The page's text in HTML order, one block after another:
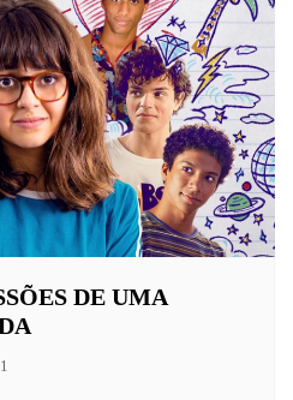
DE UMA